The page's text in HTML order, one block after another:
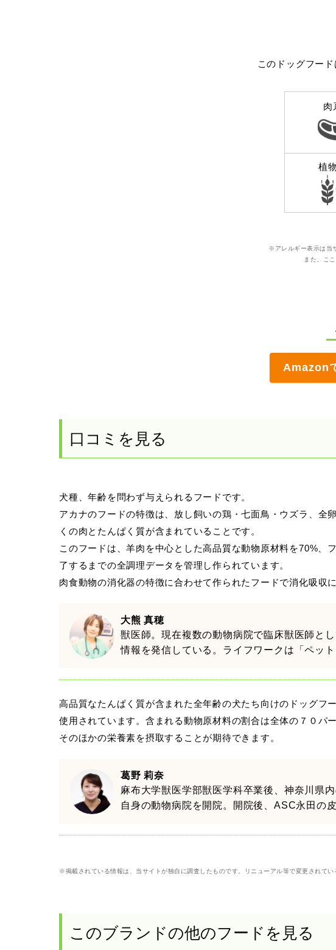
このドッグフー
肉
植
※アレルギー表示は当
また、こ
Amazon
口コミを見る
犬種、年齢を問わず与えられるフードです。
アカナのフードの特徴は、放し飼いの鶏・七面鳥・ウズラ、全
くの肉とたんぱく質が含まれていることです。
このフードは、羊肉を中心とした高品質な動物原材料を70%、
了するまでの全調理データを管理し作られています。
肉食動物の消化器の特徴に合わせて作られたフードで消化吸収
大熊 真穂
獣医師。現在複数の動物病院で臨床獣医師と
情報を発信している。ライフワークは「ペッ
高品質なたんぱく質が含まれた全年齢の犬たち向けのドッグフ
使用されています。含まれる動物原材料の割合は全体の７０パ
そのほかの栄養素を摂取することが期待できます。
葛野 莉奈
麻布大学獣医学部獣医学科卒業後、神奈川県
自身の動物病院を開院。開院後、ASC永田の
※掲載されている情報は、当サイトが独自に調査したものです。リニューアル等で変更されて
このブランドの他のフードを見る